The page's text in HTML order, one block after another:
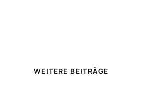
WEITERE BEITRÄGE